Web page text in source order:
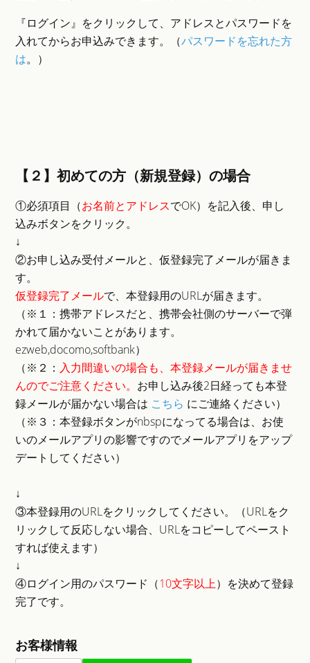
『ログイン』をクリックして、アドレスとパスワードを
入れてからお申込みできます。（パスワードを忘れた方
は。）
【２】初めての方（新規登録）の場合
①必須項目（お名前とアドレスでOK）を記入後、申し
込みボタンをクリック。
↓
②お申し込み受付メールと、仮登録完了メールが届きま
す。
仮登録完了メールで、本登録用のURLが届きます。
（※１：携帯アドレスだと、携帯会社側のサーバーで弾
かれて届かないことがあります。
ezweb,docomo,softbank）
（※２： 入力間違いの場合も、本登録メールが届きませ
んのでご注意ください。 お申し込み後2日経っても本登
録メールが届かない場合は こちら にご連絡ください）
（※３：本登録ボタンがnbspになってる場合は、お使
いのメールアプリの影響ですのでメールアプリをアップ
デートしてください）
↓
③本登録用のURLをクリックしてください。（URLをク
リックして反応しない場合、URLをコピーしてペースト
すれば使えます）
↓
④ログイン用のパスワード（10文字以上）を決めて登録
完了です。
お客様情報